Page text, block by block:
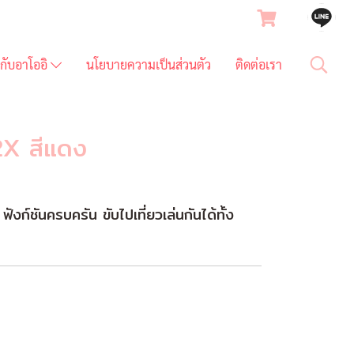
บอาโออิ นโยบายความเป็นส่วนตัว ติดต่อเรา
สีแดง
งก์ชันครบครัน ขับไปเที่ยวเล่นกันได้ทั้ง